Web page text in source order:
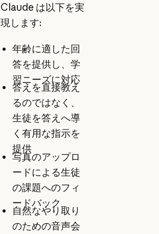
Claude は以下を実
現します:
年齢に適した回
答を提供し、学
習ニーズに対応
答えを直接教え
るのではなく、
生徒を答えへ導
く有用な指示を
提供
写真のアップロ
ードによる生徒
の課題へのフィ
ードバック
自然なやり取り
のための音声会